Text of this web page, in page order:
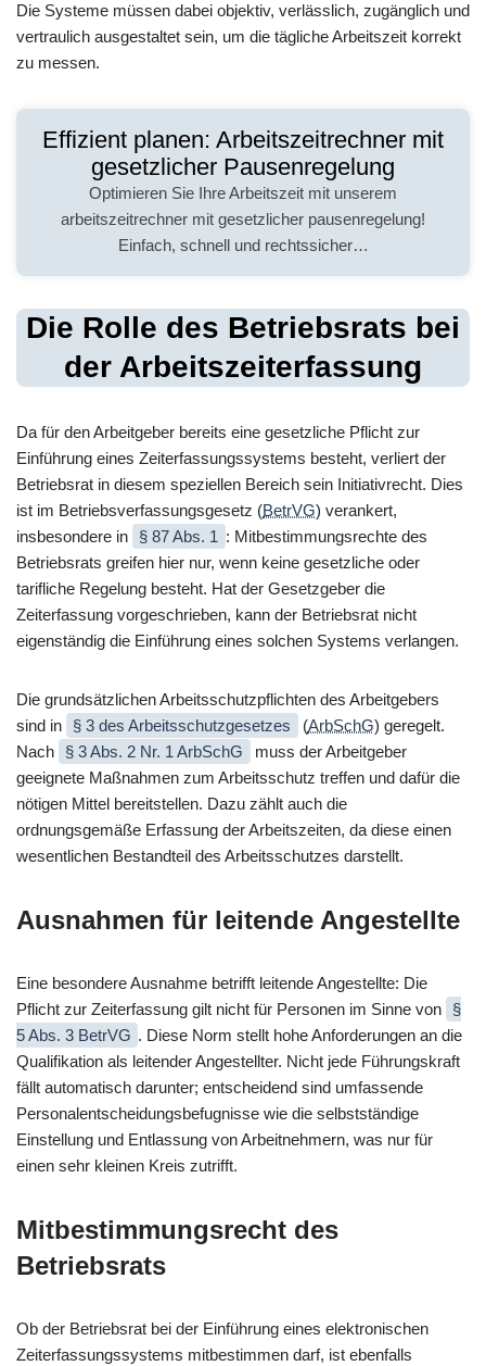
Die Systeme müssen dabei objektiv, verlässlich, zugänglich und
vertraulich ausgestaltet sein, um die tägliche Arbeitszeit korrekt
zu messen.
Effizient planen: Arbeitszeitrechner mit
gesetzlicher Pausenregelung
Optimieren Sie Ihre Arbeitszeit mit unserem
arbeitszeitrechner mit gesetzlicher pausenregelung!
Einfach, schnell und rechtssicher…
Die Rolle des Betriebsrats bei
der Arbeitszeiterfassung
Da für den Arbeitgeber bereits eine gesetzliche Pflicht zur
Einführung eines Zeiterfassungssystems besteht, verliert der
Betriebsrat in diesem speziellen Bereich sein Initiativrecht. Dies
ist im Betriebsverfassungsgesetz (BetrVG) verankert,
insbesondere in
§ 87 Abs. 1 : Mitbestimmungsrechte des
Betriebsrats greifen hier nur, wenn keine gesetzliche oder
tarifliche Regelung besteht. Hat der Gesetzgeber die
Zeiterfassung vorgeschrieben, kann der Betriebsrat nicht
eigenständig die Einführung eines solchen Systems verlangen.
Die grundsätzlichen Arbeitsschutzpflichten des Arbeitgebers
sind in
§ 3 des Arbeitsschutzgesetzes (ArbSchG) geregelt.
Nach
§ 3 Abs. 2 Nr. 1 ArbSchG
muss der Arbeitgeber
geeignete Maßnahmen zum Arbeitsschutz treffen und dafür die
nötigen Mittel bereitstellen. Dazu zählt auch die
ordnungsgemäße Erfassung der Arbeitszeiten, da diese einen
wesentlichen Bestandteil des Arbeitsschutzes darstellt.
Ausnahmen für leitende Angestellte
Eine besondere Ausnahme betrifft leitende Angestellte: Die
Pflicht zur Zeiterfassung gilt nicht für Personen im Sinne von
§
5 Abs. 3 BetrVG . Diese Norm stellt hohe Anforderungen an die
Qualifikation als leitender Angestellter. Nicht jede Führungskraft
fällt automatisch darunter; entscheidend sind umfassende
Personalentscheidungsbefugnisse wie die selbstständige
Einstellung und Entlassung von Arbeitnehmern, was nur für
einen sehr kleinen Kreis zutrifft.
Mitbestimmungsrecht des
Betriebsrats
Ob der Betriebsrat bei der Einführung eines elektronischen
Zeiterfassungssystems mitbestimmen darf, ist ebenfalls